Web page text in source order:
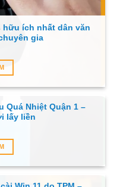
hữu ích nhất dân văn
gia
Quá Nhiệt Quận 1 –
lấy liền